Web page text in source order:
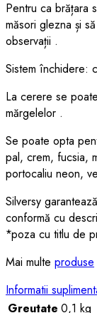
Pentru ca brățara
măsori glezna și
observații .
Sistem închidere:
La cerere se
mărgelelor .
Se poate opta
pal, crem, fucsia,
portocaliu neon,
Silversy
conformă cu
*poza cu titlu de
Mai multe produse
Informatii
Greutate 0,1 kg